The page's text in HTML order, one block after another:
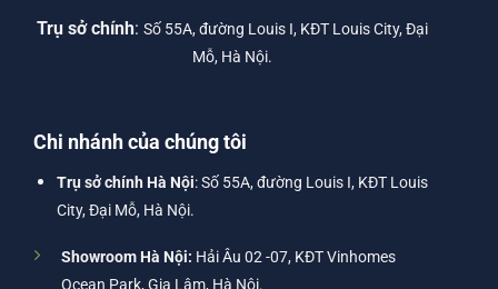
Trụ sở chính: Số 55A, đường Louis I, KĐT Louis City, Đại
Mỗ, Hà Nội.
Chi nhánh của chúng tôi
Trụ sở chính Hà Nội: Số 55A, đường Louis I, KĐT Louis
City, Đại Mỗ, Hà Nội.
Showroom Hà Nội: Hải Âu 02 -07, KĐT Vinhomes
Ocean Park, Gia Lâm, Hà Nội.